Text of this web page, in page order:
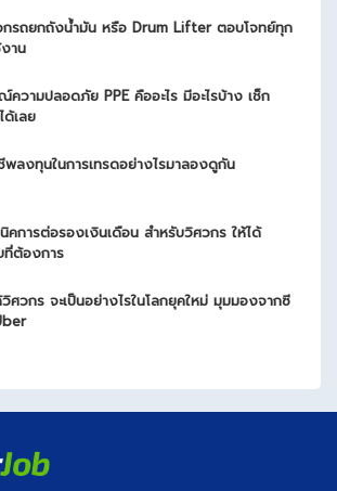
กรถยกถังน้ำมัน หรือ Drum Lifter ตอบโจทย์ทุก
าน
ความปลอดภัย PPE คืออะไร มีอะไรบ้าง เช็ก
ด้เลย
พลงทุนในการเทรดอย่างไรมาลองดูกัน
คการต่อรองเงินเดือน สำหรับวิศวกร ให้ได้
ที่ต้องการ
ศวกร จะเป็นอย่างไรในโลกยุคใหม่ มุมมองจากซี